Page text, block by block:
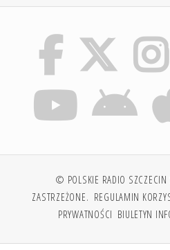
© POLSKIE RADIO SZCZECIN
ZASTRZEŻONE. REGULAMIN
PRYWATNOŚCI BIULETYN